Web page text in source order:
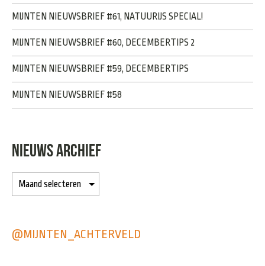
MIJNTEN NIEUWSBRIEF #61, NATUURIJS SPECIAL!
MIJNTEN NIEUWSBRIEF #60, DECEMBERTIPS 2
MIJNTEN NIEUWSBRIEF #59, DECEMBERTIPS
MIJNTEN NIEUWSBRIEF #58
NIEUWS ARCHIEF
@MIJNTEN_ACHTERVELD